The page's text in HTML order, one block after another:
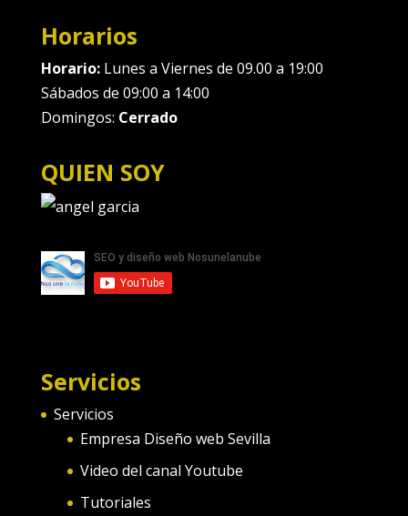
Horarios
Horario:Lunes a Viernes de 09.00 a 19:00
Sábados de 09:00 a 14:00
Domingos: Cerrado
QUIEN SOY
Servicios
Servicios
Empresa Diseño web Sevilla
Video del canal Youtube
Tutoriales